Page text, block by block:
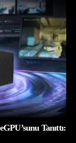
Tanıttı: